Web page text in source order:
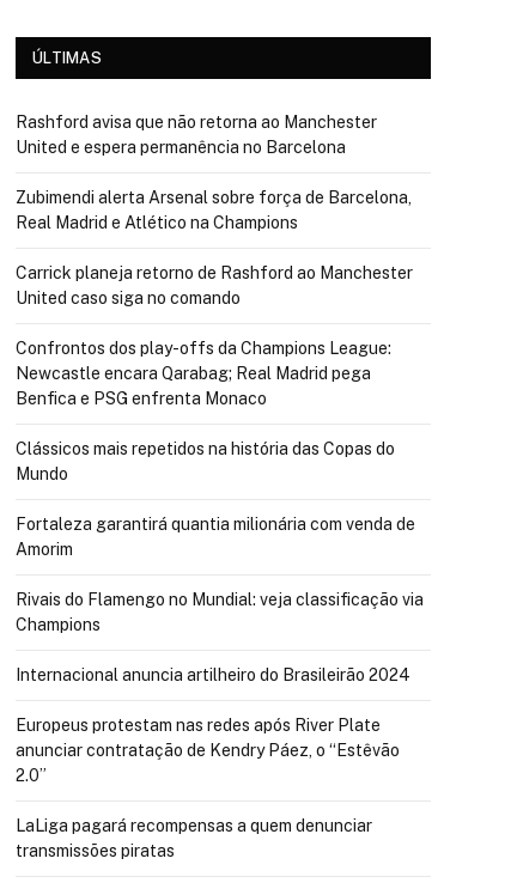
ÚLTIMAS
Rashford avisa que não retorna ao Manchester
United e espera permanência no Barcelona
Zubimendi alerta Arsenal sobre força de Barcelona,
Real Madrid e Atlético na Champions
Carrick planeja retorno de Rashford ao Manchester
United caso siga no comando
Confrontos dos play-offs da Champions League:
Newcastle encara Qarabag; Real Madrid pega
Benfica e PSG enfrenta Monaco
Clássicos mais repetidos na história das Copas do
Mundo
Fortaleza garantirá quantia milionária com venda de
Amorim
Rivais do Flamengo no Mundial: veja classificação via
Champions
Internacional anuncia artilheiro do Brasileirão 2024
Europeus protestam nas redes após River Plate
anunciar contratação de Kendry Páez, o “Estêvão
2.0”
LaLiga pagará recompensas a quem denunciar
transmissões piratas